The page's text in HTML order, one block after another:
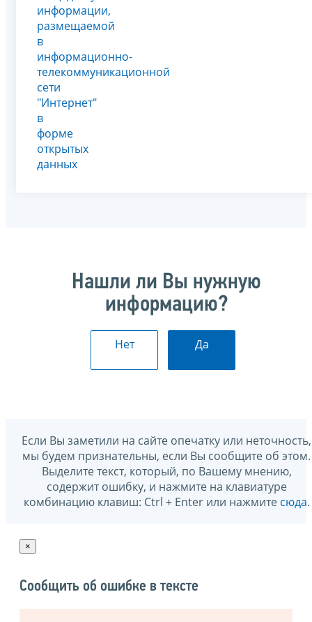
информации,
размещаемой
в
информационно-
телекоммуникационной
сети
"Интернет"
в
форме
открытых
данных
Нашли ли Вы нужную
информацию?
Нет Да
Если Вы заметили на сайте опечатку или неточность,
мы будем признательны, если Вы сообщите об этом.
Выделите текст, который, по Вашему мнению,
содержит ошибку, и нажмите на клавиатуре
комбинацию клавиш: Ctrl + Enter или нажмите сюда.
×
Сообщить об ошибке в тексте